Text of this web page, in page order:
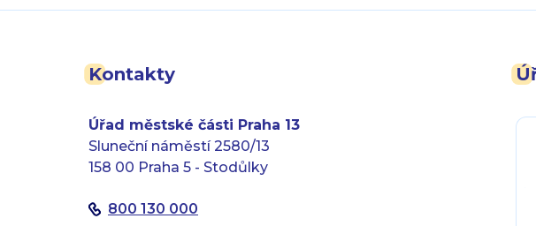
Kontakty
Úřad městské části Praha 13
Sluneční náměstí 2580/13
158 00 Praha 5 - Stodůlky
800 130 000